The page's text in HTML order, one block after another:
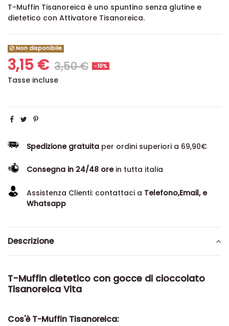
T-Muffin Tisanoreica è uno spuntino senza glutine e
dietetico con Attivatore Tisanoreica.
Non disponibile
3,15 € 3,50 € -10%
Tasse incluse
Spedizione gratuita per ordini superiori a 69,90€
Consegna in 24/48 orein tutta italia
Assistenza Clienti: contattaci a Telefono,Email, e
Whatsapp
Descrizione
T-Muffin dietetico con gocce di cioccolato
Tisanoreica Vita
Cos'è T-Muffin Tisanoreica: